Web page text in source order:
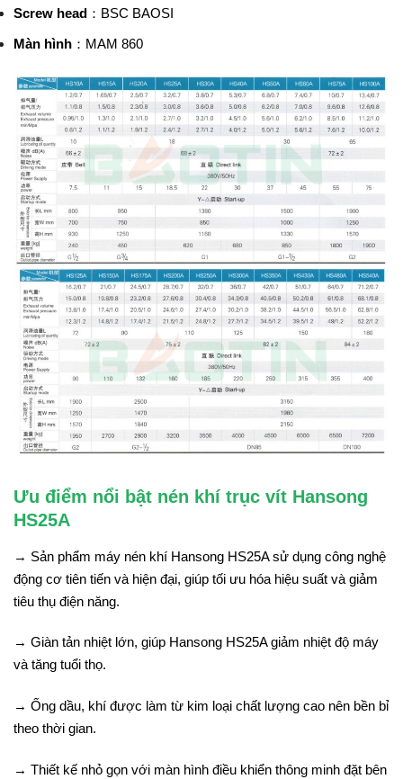
Screw head ： BSC BAOSI
Màn hình ： MAM 860
Ưu điểm nổi bật nén khí trục vít Hansong
HS25A
→ Sản phẩm máy nén khí Hansong HS25A sử dụng công nghệ
động cơ tiên tiến và hiện đại, giúp tối ưu hóa hiệu suất và giảm
tiêu thụ điện năng.
→ Giàn tản nhiệt lớn, giúp Hansong HS25A giảm nhiệt độ máy
và tăng tuổi thọ.
→ Ống dầu, khí được làm từ kim loại chất lượng cao nên bền bỉ
theo thời gian.
→ Thiết kế nhỏ gọn với màn hình điều khiển thông minh đặt bên